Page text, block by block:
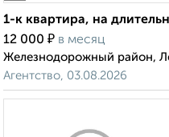
1-к квартира, на
12 000 ₽ в месяц
Железнодорожный район,
Агентство, 03.08.2026